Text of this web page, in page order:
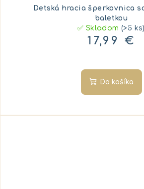
Detská hracia šperkovnica
baletkou
✅ Skladom(>5 ks)
17,99 €
Do košíka